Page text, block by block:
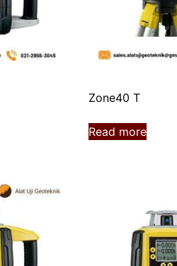
Zone40 T
Read more